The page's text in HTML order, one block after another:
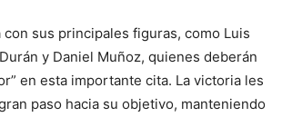
con sus principales figuras, como Luis
y Daniel Muñoz, quienes deberán
en esta importante cita. La victoria les
paso hacia su objetivo, manteniendo